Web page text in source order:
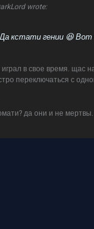
wrote:
кстати гении 😆 Вот
играл в свое время. щас
переключаться с
да они и не мертвы.